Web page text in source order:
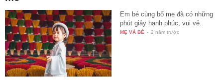
Em bé cùng bố mẹ đã có những
phút giây hạnh phúc, vui vẻ.
MẸ VÀ BÉ - 2 năm trước